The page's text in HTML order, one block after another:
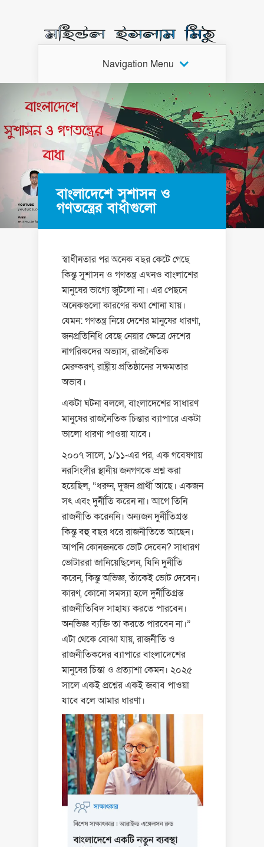
Navigation Menu
বাংলাদেশে সুশাসন ও
গণতন্ত্রের বাধাগুলো
স্বাধীনতার পর অনেক বছর কেটে গেছে
কিন্তু সুশাসন ও গণতন্ত্র এখনও বাংলাশের
মানুষের ভাগ্যে জুটলো না। এর পেছনে
অনেকগুলো কারণের কথা শোনা যায়।
যেমন: গণতন্ত্র নিয়ে দেশের মানুষের ধারণা,
জনপ্রতিনিধি বেছে নেয়ার ক্ষেত্রে দেশের
নাগরিকদের অভ্যাস, রাজনৈতিক
মেরুকরণ, রাষ্ট্রীয় প্রতিষ্ঠানের সক্ষমতার
অভাব।
একটা ঘটনা বললে, বাংলাদেশের সাধারণ
মানুষের রাজনৈতিক চিন্তার ব্যাপারে একটা
ভালো ধারণা পাওয়া যাবে।
২০০৭ সালে, ১/১১-এর পর, এক গবেষণায়
নরসিংদীর স্থানীয় জনগণকে প্রশ্ন করা
হয়েছিল, “ধরুন, দুজন প্রার্থী আছে। একজন
সৎ এবং দুর্নীতি করেন না। আগে তিনি
রাজনীতি করেননি। অন্যজন দুর্নীতিগ্রস্ত
কিন্তু বহু বছর ধরে রাজনীতিতে আছেন।
আপনি কোনজনকে ভোট দেবেন? সাধারণ
ভোটাররা জানিয়েছিলেন, যিনি দুর্নীতি
করেন, কিন্তু অভিজ্ঞ, তাঁকেই ভোট দেবেন।
কারণ, কোনো সমস্যা হলে দুর্নীতিগ্রস্ত
রাজনীতিবিদ সাহায্য করতে পারবেন।
অনভিজ্ঞ ব্যক্তি তা করতে পারবেন না।”
এটা থেকে বোঝা যায়, রাজনীতি ও
রাজনীতিকদের ব্যাপারে বাংলাদেশের
মানুষের চিন্তা ও প্রত্যাশা কেমন। ২০২৫
সালে একই প্রশ্নের একই জবাব পাওয়া
যাবে বলে আমার ধারণা।